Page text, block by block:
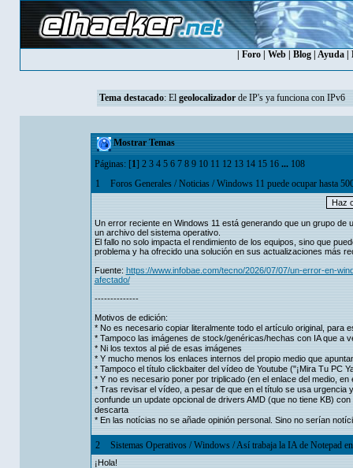
Foro Web Blog Ayuda
Tema destacado: El geolocalizadorde IP's ya funciona con IPv6
Mostrar Temas
Páginas: [1] 2 3 4 5 6 7 8 9 10 11 12 13 14 15 16 ... 108
1
Foros Generales/Noticias/Windows 11 puede ocupar hasta
Un error reciente en Windows 11 está generando que un grupo
un archivo del sistema operativo.
El fallo no solo impacta el rendimiento de los equipos, sino que
problema y ha ofrecido una solución en sus actualizaciones más
Fuente: https://www.infobae.com/tecno/2026/07/07/un-error-en-
afectado/
--------------
Motivos de edición:
* No es necesario copiar literalmente todo el artículo original, para
* Tampoco las imágenes de stock/genéricas/hechas con IA que a
* Ni los textos al pié de esas imágenes
* Y mucho menos los enlaces internos del propio medio que
* Tampoco el título clickbaiter del vídeo de Youtube ("¡Mira Tu PC
* Y no es necesario poner por triplicado (en el enlace del medio,
* Tras revisar el vídeo, a pesar de que en el título se usa urgencia
confunde un update opcional de drivers AMD (que no tiene KB)
descarta
* En las notícias no se añade opinión personal. Sino no serían
2 Sistemas Operativos/Windows/Así trabaja la IA de Notepad
¡Hola!